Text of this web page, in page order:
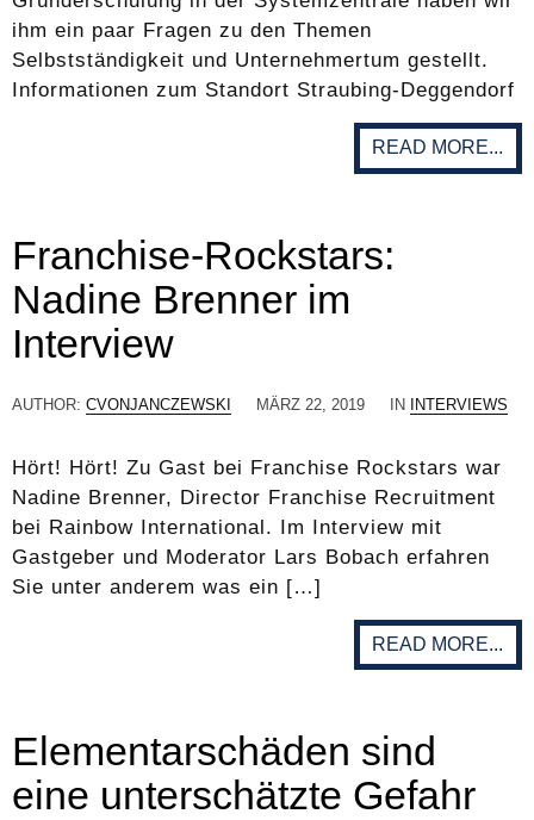
ihm ein paar Fragen zu den Themen
Selbstständigkeit und Unternehmertum gestellt.
Informationen zum Standort Straubing-Deggendorf
READ MORE...
Franchise-Rockstars:
Nadine Brenner im
Interview
AUTHOR: CVONJANCZEWSKI MÄRZ 22, 2019 IN INTERVIEWS
Hört! Hört! Zu Gast bei Franchise Rockstars war
Nadine Brenner, Director Franchise Recruitment
bei Rainbow International. Im Interview mit
Gastgeber und Moderator Lars Bobach erfahren
Sie unter anderem was ein […]
READ MORE...
Elementarschäden sind
eine unterschätzte Gefahr